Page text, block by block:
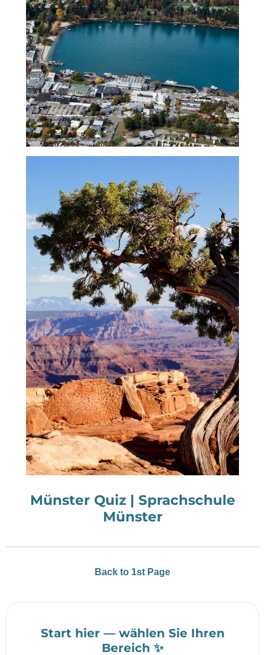
Münster Quiz | Sprachschule
Münster
Back to 1st Page
Start hier — wählen Sie Ihren
Bereich ✨